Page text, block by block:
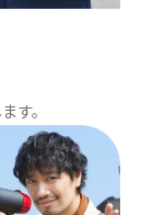
す。